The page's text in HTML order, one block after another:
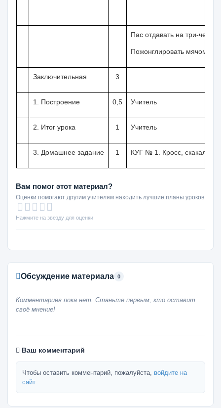
Пас отдавать на три-
Пожонглировать мячом
Заключительная 3
1. Построение 0,5 Учитель
2. Итог урока 1 Учитель
3. Домашнее задание 1 КУГ № 1. Кросс, скакалка,
Вам помог этот материал?
Оценки помогают другим учителям находить лучшие планы уроков
Нажмите на звезду для оценки
Обсуждение материала 0
Комментариев пока нет. Станьте первым, кто оставит
своё мнение!
Ваш комментарий
Чтобы оставить комментарий, пожалуйста, войдите на
сайт.